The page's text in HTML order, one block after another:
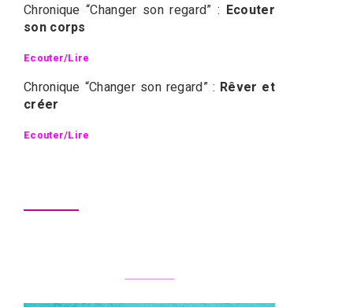
Chronique “Changer son regard” : Ecouter
son corps
Ecouter/Lire
Chronique “Changer son regard” : Rêver et
créer
Ecouter/Lire